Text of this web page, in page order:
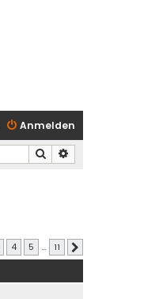
Anmelden
Suche
4 5 … 11